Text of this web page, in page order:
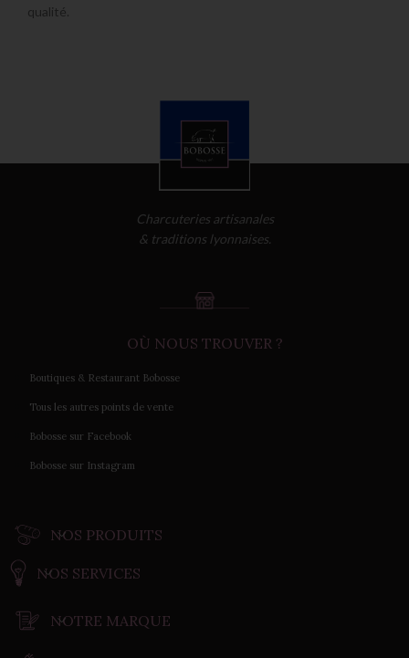
qualité.
Charcuteries artisanales
& traditions lyonnaises.
OÙ NOUS TROUVER ?
Boutiques & Restaurant Bobosse
Tous les autres points de vente
Bobosse sur Facebook
Bobosse sur Instagram
NOS PRODUITS
NOS SERVICES
NOTRE MARQUE